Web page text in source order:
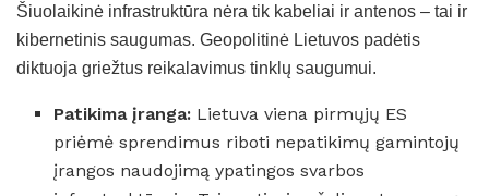
Šiuolaikinė infrastruktūra nėra tik kabeliai ir antenos – tai ir
kibernetinis saugumas. Geopolitinė Lietuvos padėtis
diktuoja griežtus reikalavimus tinklų saugumui.
Patikima įranga: Lietuva viena pirmųjų ES
priėmė sprendimus riboti nepatikimų gamintojų
įrangos naudojimą ypatingos svarbos